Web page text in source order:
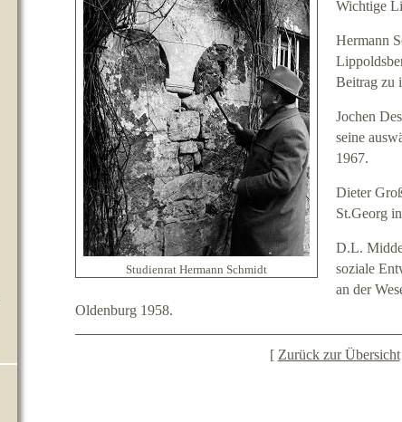
Studienrat Hermann Schmidt
Wichtige
Hermann
Beitrag zu
Jochen
seine
1967.
Dieter
St.Georg
D.L.
soziale
an der
Oldenburg 1958.
[ Zurück zur Übersicht